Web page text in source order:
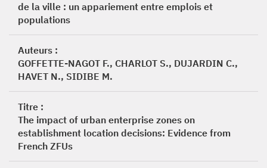
de la ville : un appariement entre emplois et
populations
Auteurs :
GOFFETTE-NAGOT F., CHARLOT S., DUJARDIN C.,
HAVET N., SIDIBE M.
Titre :
The impact of urban enterprise zones on
establishment location decisions: Evidence from
French ZFUs